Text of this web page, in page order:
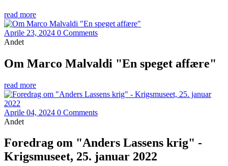
read more
Aprile 23, 2024 0 Comments
Andet
Om Marco Malvaldi "En speget affære"
read more
Aprile 04, 2024 0 Comments
Andet
Foredrag om "Anders Lassens krig" -
Krigsmuseet, 25. januar 2022